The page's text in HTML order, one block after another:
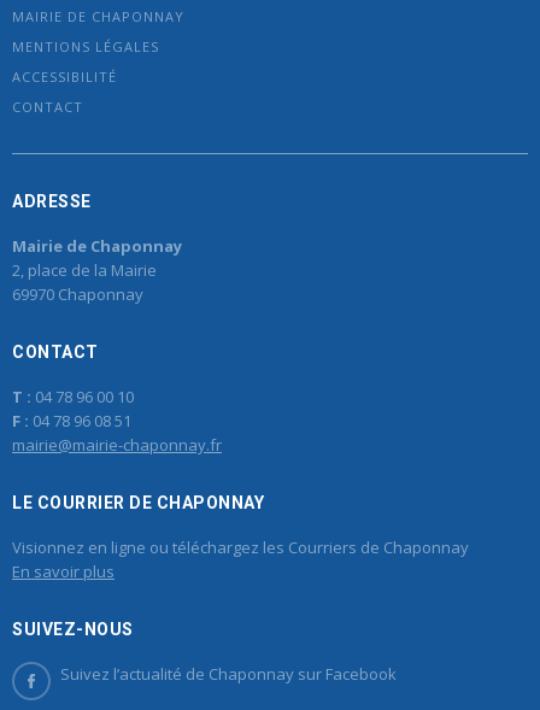
MAIRIE DE CHAPONNAY
MENTIONS LÉGALES
ACCESSIBILITÉ
CONTACT
ADRESSE
Mairie de Chaponnay
2, place de la Mairie
69970 Chaponnay
CONTACT
T : 04 78 96 00 10
F : 04 78 96 08 51
mairie@mairie-chaponnay.fr
LE COURRIER DE CHAPONNAY
Visionnez en ligne ou téléchargez les Courriers de Chaponnay
En savoir plus
SUIVEZ-NOUS
Suivez l’actualité de Chaponnay sur Facebook